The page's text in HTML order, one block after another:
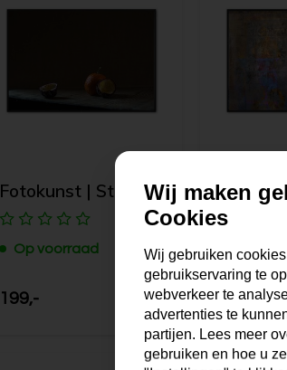
Fotokunst | Stilleven
Op voorraad
199,-
Op
199,-
Wij maken
Cookies
Wij gebruiken
gebruikservaring te
webverkeer te
advertenties te
partijen. Lees meer
gebruiken en hoe u